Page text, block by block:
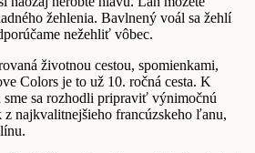
žehlenia. Bavlnený voál sa žehlí
nežehliť vôbec.
životnou cestou, spomienkami,
Colors je to už 10. ročná cesta. K
sa rozhodli pripraviť výnimočnú
najkvalitnejšieho francúzskeho ľanu,